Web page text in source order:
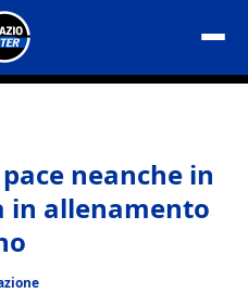
neanche in
in allenamento